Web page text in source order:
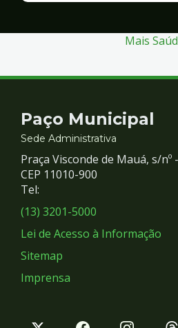
Mais
Contato
e
Redes
Sociais
Paço Municipal
Sede Administrativa
Praça Visconde de Mauá, s/nº
CEP 11010-900
Tel:
(13) 3201-5000
Lei de Acesso à Informação
Sitemap
Imprensa